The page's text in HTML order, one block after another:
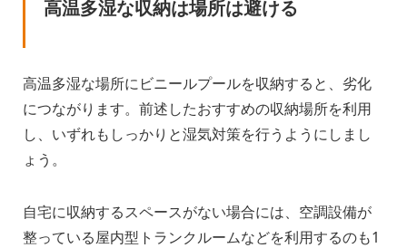
高温多湿な収納は場所は避ける
高温多湿な場所にビニールプールを収納すると、劣化
につながります。前述したおすすめの収納場所を利用
し、いずれもしっかりと湿気対策を行うようにしまし
ょう。
自宅に収納するスペースがない場合には、空調設備が
整っている屋内型トランクルームなどを利用するのも1